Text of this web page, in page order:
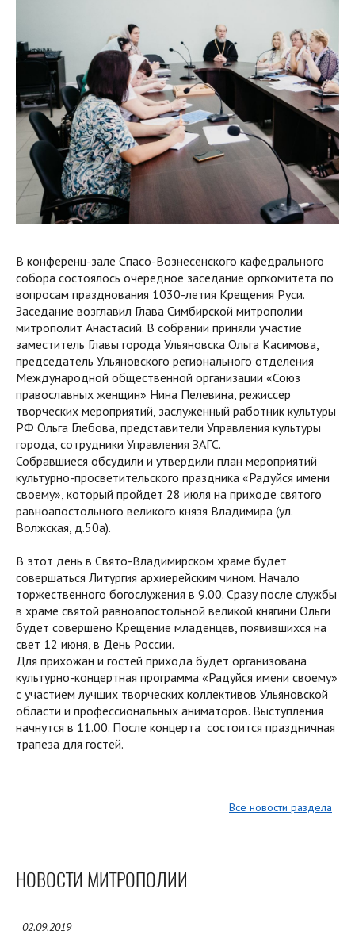
В конференц-зале Спасо-Вознесенского кафедрального
собора состоялось очередное заседание оргкомитета по
вопросам празднования 1030-летия Крещения Руси.
Заседание возглавил Глава Симбирской митрополии
митрополит Анастасий. В собрании приняли участие
заместитель Главы города Ульяновска Ольга Касимова,
председатель Ульяновского регионального отделения
Международной общественной организации «Союз
православных женщин» Нина Пелевина, режиссер
творческих мероприятий, заслуженный работник культуры
РФ Ольга Глебова, представители Управления культуры
города, сотрудники Управления ЗАГС.
Собравшиеся обсудили и утвердили план мероприятий
культурно-просветительского праздника «Радуйся имени
своему», который пройдет 28 июля на приходе святого
равноапостольного великого князя Владимира (ул.
Волжская, д.50а).
В этот день в Свято-Владимирском храме будет
совершаться Литургия архиерейским чином. Начало
торжественного богослужения в 9.00. Сразу после службы
в храме святой равноапостольной великой княгини Ольги
будет совершено Крещение младенцев, появившихся на
свет 12 июня, в День России.
Для прихожан и гостей прихода будет организована
культурно-концертная программа «Радуйся имени своему»
с участием лучших творческих коллективов Ульяновской
области и профессиональных аниматоров. Выступления
начнутся в 11.00. После концерта состоится праздничная
трапеза для гостей.
Все новости раздела
НОВОСТИ МИТРОПОЛИИ
02.09.2019